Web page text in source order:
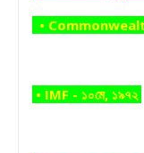
•
• IMF - ১০মে, ১৯৭২